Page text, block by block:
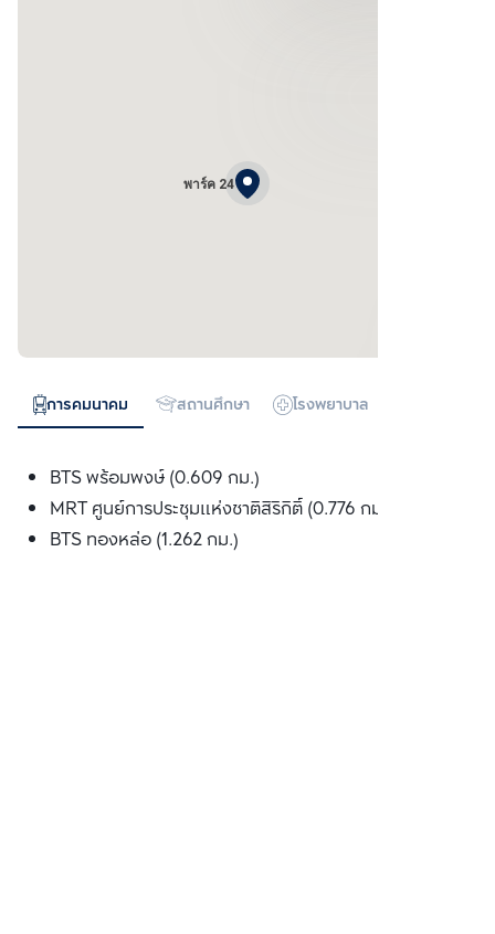
พาร์ค 24
การคมนาคม สถานศึกษา โรงพยาบาล
BTS พร้อมพงษ์ (0.609 กม.)
MRT ศูนย์การประชุมแห่งชาติสิริกิติ์ (0.776 กม.)
BTS ทองหล่อ (1.262 กม.)